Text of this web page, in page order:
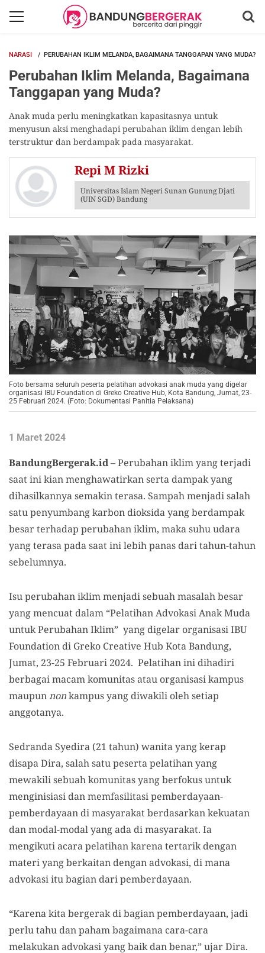
NARASI PERUBAHAN IKLIM MELANDA, BAGAIMANA TANGGAPAN YANG MUDA?
Perubahan Iklim Melanda, Bagaimana
Tanggapan yang Muda?
Anak muda perlu meningkatkan kapasitasnya untuk
menyusun aksi menghadapi perubahan iklim dengan lebih
terstruktur dan berdampak pada masyarakat.
Repi M Rizki
Universitas Islam Negeri Sunan Gunung Djati
(UIN SGD) Bandung
Foto bersama seluruh peserta pelatihan advokasi anak muda yang digelar
organisasi IBU Foundation di Greko Creative Hub, Kota Bandung, Jumat, 23-
25 Februari 2024. (Foto: Dokumentasi Panitia Pelaksana)
1 Maret 2024
BandungBergerak.id– Perubahan iklim yang terjadi
saat ini kian menghawatirkan serta dampak yang
dihasilkannya semakin terasa. Sampah menjadi salah
satu penyumbang karbon dioksida yang berdampak
besar terhadap perubahan iklim, maka suhu udara
yang terasa pada saat ini lebih panas dari tahun-tahun
sebelumnya.
Isu perubahan iklim menjadi sebuah masalah besar
yang mencuat dalam “Pelatihan Advokasi Anak Muda
untuk Perubahan Iklim” yang digelar organisasi IBU
Foundation di Greko Creative Hub Kota Bandung,
Jumat, 23-25 Februari 2024. Pelatihan ini dihadiri
berbagai macam komunitas atau organisasi kampus
maupunnonkampus yang diwakili oleh setiap
anggotanya.
Sedranda Syedira (21 tahun) wanita yang kerap
disapa Dira, salah satu peserta pelatihan yang
mewakili sebuah komunitas yang berfokus untuk
menginisiasi dan memfasilitasi pemberdayaan-
pemberdayaan di masyarakat berdasarkan kekuatan
dan modal-modal yang ada di masyarakat. Ia
mengikuti acara pelatihan karena tertarik dengan
materi yang berkaitan dengan advokasi, di mana
advokasi itu bagian dari pemberdayaan.
“Karena kita bergerak di bagian pemberdayaan, jadi
perlu tahu dan paham bagaimana cara-cara
melakukan advokasi yang baik dan benar,” ujar Dira.